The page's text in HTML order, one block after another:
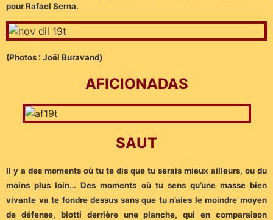
pour Rafael Serna.
(Photos : Joël Buravand)
AFICIONADAS
SAUT
Il y a des moments où tu te dis que tu serais mieux ailleurs, ou du
moins plus loin… Des moments où tu sens qu’une masse bien
vivante va te fondre dessus sans que tu n’aies le moindre moyen
de défense, blotti derrière une planche, qui en comparaison